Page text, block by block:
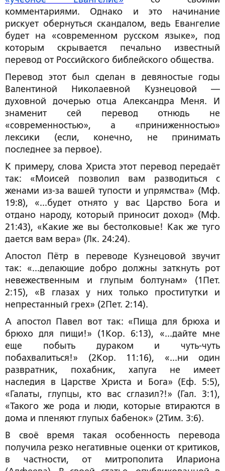
комментариями. Однако и это начинание
рискует обернуться скандалом, ведь Евангелие
будет на «современном русском языке», под
которым скрывается печально известный
перевод от Российского библейского общества.
Перевод этот был сделан в девяностые годы
Валентиной Николаевной Кузнецовой —
духовной дочерью отца Александра Меня. И
знаменит сей перевод отнюдь не
«современностью», а «приниженностью»
лексики (если, конечно, не принимать
последнее за первое).
К примеру, слова Христа этот перевод передаёт
так: «Моисей позволил вам разводиться с
женами из-за вашей тупости и упрямства» (Мф.
19:8), «...будет отнято у вас Царство Бога и
отдано народу, который приносит доход» (Мф.
21:43), «Какие же вы бестолковые! Как же туго
дается вам вера» (Лк. 24:24).
Апостол Пётр в переводе Кузнецовой звучит
так: «...делающие добро должны заткнуть рот
невежественным и глупым болтунам» (1Пет.
2:15), «В глазах у них только проститутки и
непрестанный грех» (2Пет. 2:14).
А апостол Павел вот так: «Пища для брюха и
брюхо для пищи!» (1Кор. 6:13), «...дайте мне
еще побыть дураком и чуть-чуть
побахвалиться!» (2Кор. 11:16), «...ни один
развратник, похабник, хапуга не имеет
наследия в Царстве Христа и Бога» (Еф. 5:5),
«Галаты, глупцы, кто вас сглазил?!» (Гал. 3:1),
«Такого же рода и люди, которые втираются в
дома и пленяют глупых бабенок» (2Тим. 3:6).
В своё время такая особенность перевода
получила резко негативные оценки от критиков,
в частности, от митрополита Илариона